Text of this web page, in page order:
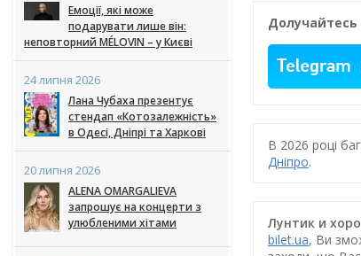
Емоції, які може
подарувати лише він:
неповторний MÉLOVIN – у Києві
24 липня 2026
Лана Чубаха презентує
стендап «Котозалежність»
в Одесі, Дніпрі та Харкові
20 липня 2026
ALENA OMARGALIEVA
запрошує на концерти з
улюбленими хітами
В 2026 році
Дніпро.
Лунтик и
bilet.ua, Ви